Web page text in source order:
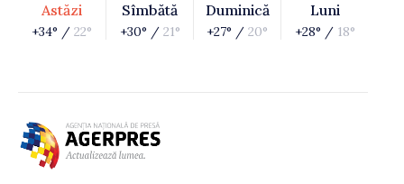
Astăzi
+34° / 22°
Sîmbătă
+30° / 21°
Duminică
+27° / 20°
Luni
+28° / 18°